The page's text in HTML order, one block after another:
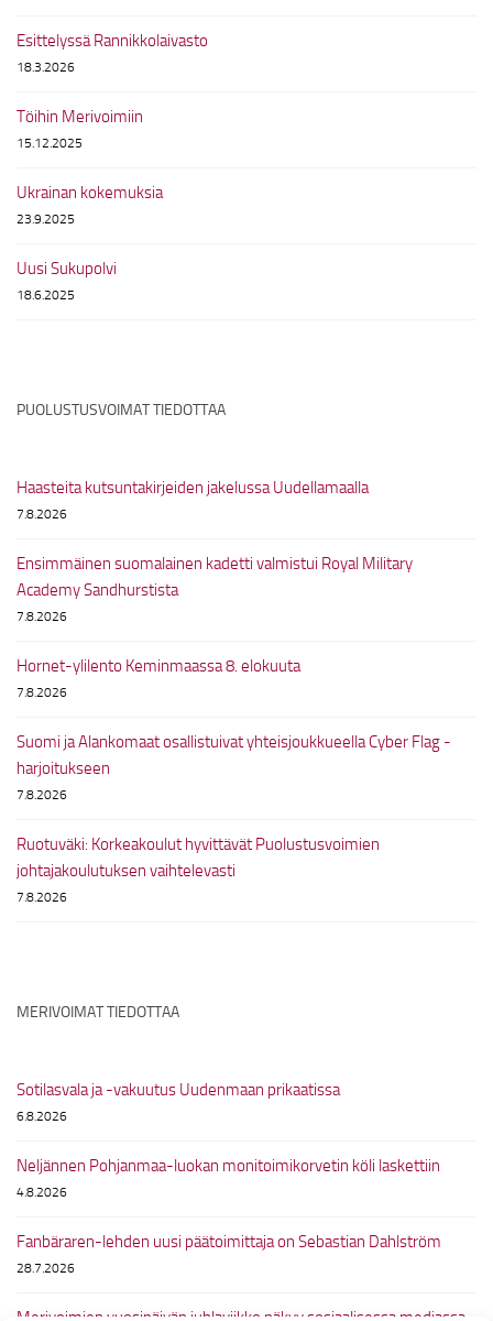
Esittelyssä Rannikkolaivasto
18.3.2026
Töihin Merivoimiin
15.12.2025
Ukrainan kokemuksia
23.9.2025
Uusi Sukupolvi
18.6.2025
PUOLUSTUSVOIMAT TIEDOTTAA
Haasteita kutsuntakirjeiden jakelussa Uudellamaalla
7.8.2026
Ensimmäinen suomalainen kadetti valmistui Royal Military
Academy Sandhurstista
7.8.2026
Hornet-ylilento Keminmaassa 8. elokuuta
7.8.2026
Suomi ja Alankomaat osallistuivat yhteisjoukkueella Cyber Flag -
harjoitukseen
7.8.2026
Ruotuväki: Korkeakoulut hyvittävät Puolustusvoimien
johtajakoulutuksen vaihtelevasti
7.8.2026
MERIVOIMAT TIEDOTTAA
Sotilasvala ja -vakuutus Uudenmaan prikaatissa
6.8.2026
Neljännen Pohjanmaa-luokan monitoimikorvetin köli laskettiin
4.8.2026
Fanbäraren-lehden uusi päätoimittaja on Sebastian Dahlström
28.7.2026